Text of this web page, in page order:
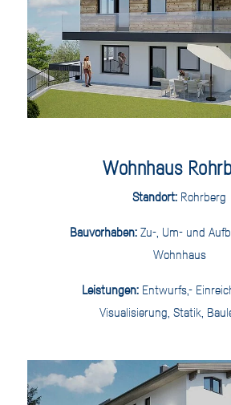
Wohnhaus
Standort: Rohrberg
Bauvorhaben:Zu-, Um- und
Wohnhaus
Leistungen: Entwurfs,-
Visualisierung, Statik,